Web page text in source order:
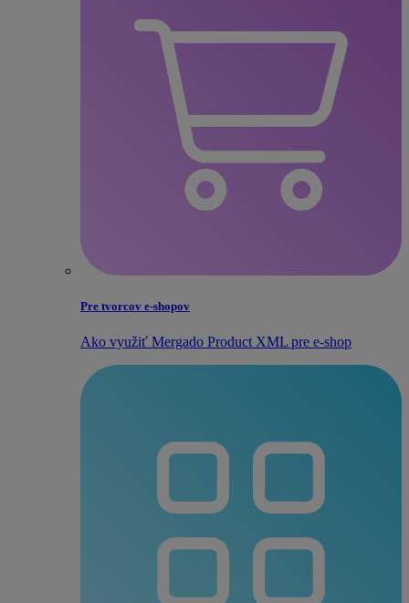
Pre tvorcov e‑shopov
Ako využiť Mergado Product XML pre e‑shop